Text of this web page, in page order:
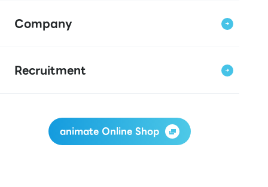
Company
Recruitment
animate Online Shop